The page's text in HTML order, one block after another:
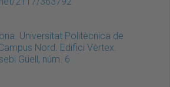
Universitat Politècnica de
Nord. Edifici Vèrtex.
Güell, núm. 6